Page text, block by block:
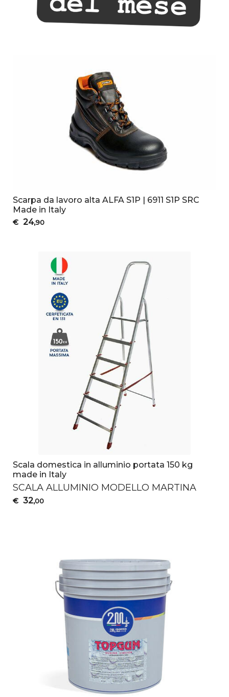
Scarpa da lavoro alta ALFA S1P | 6911 S1P SRC
Made in Italy
€ 24,90
Scala domestica in alluminio portata 150 kg
made in Italy
SCALA ALLUMINIO MODELLO MARTINA
€ 32,00